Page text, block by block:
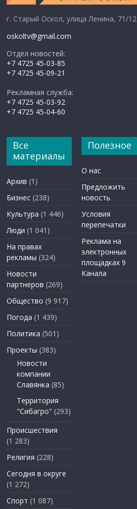
г. Старый Оскол, улица Ленина, 71/12
oskoltv@gmail.com
Отдел новостей:
+7 4725 45-03-85
+7 4725 45-09-21
Рекламная служба:
+7 4725 45-03-92
+7 4725 45-04-60
Все
материалы
Архив (1)
Бизнес (238)
Культура (1 446)
Люди (1 041)
На правах
рекламы (324)
Новости
партнеров (269)
Общество (9 917)
Погода (1 439)
Политика (501)
Проекты (383)
Новости
компании
Славянка (85)
Территория
"Сибагро" (293)
Происшествия
(1 283)
Религия (228)
Сегодня в округе
(1 272)
Спорт (1 087)
Полезное
О нас
Предложить
новость
Условия
перепечатки
Реклама на
электронных
площадках 9
Канала